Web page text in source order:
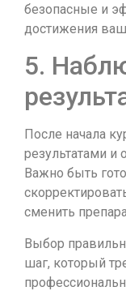
безопасные и
достижения
5.
После начала
результатами и
Важно быть
сменить
Выбор
шаг, который